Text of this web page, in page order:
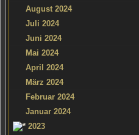
August 2024
Juli 2024
Juni 2024
Mai 2024
April 2024
März 2024
Februar 2024
Januar 2024
2023